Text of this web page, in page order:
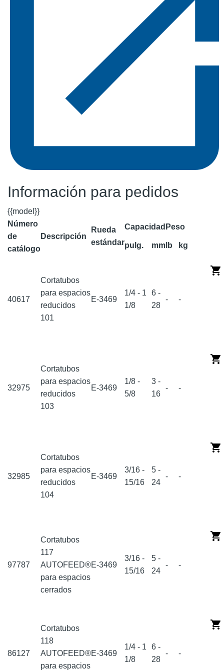
Información para pedidos
{{model}}
Número
de
catálogo
Descripción
Rueda
estándar
Capacidad Peso
pulg. mm lb kg
40617
Cortatubos
para espacios
reducidos
101
E-3469
1/4 - 1
1/8
6 -
28
- -
32975
Cortatubos
para espacios
reducidos
103
E-3469
1/8 -
5/8
3 -
16
- -
32985
Cortatubos
para espacios
reducidos
104
E-3469
3/16 -
15/16
5 -
24
- -
97787
Cortatubos
117
AUTOFEED®
para espacios
cerrados
E-3469
3/16 -
15/16
5 -
24
- -
86127
Cortatubos
118
AUTOFEED®
para espacios
E-3469
1/4 - 1
1/8
6 -
28
- -